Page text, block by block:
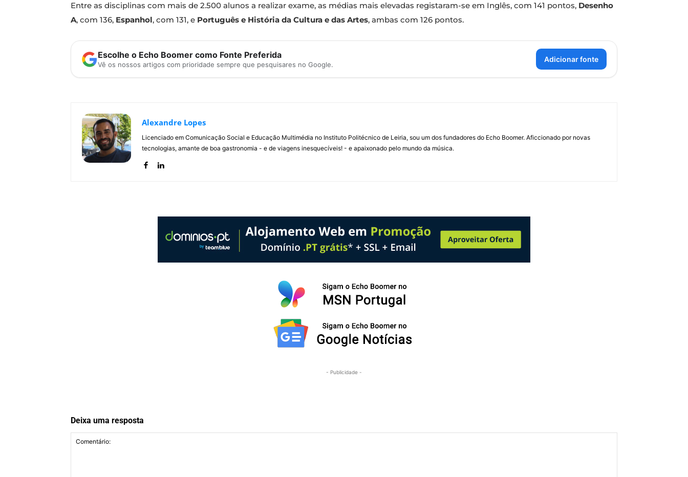
Entre as disciplinas com mais de 2.500 alunos a realizar exame, as médias mais elevadas registaram-se em Inglês, com 141 pontos, Desenho
A, com 136, Espanhol, com 131, e Português e História da Cultura e das Artes, ambas com 126 pontos.
Escolhe o Echo Boomer como Fonte Preferida
Vê os nossos artigos com prioridade sempre que pesquisares no Google.
Adicionar fonte
Alexandre Lopes
Licenciado em Comunicação Social e Educação Multimédia no Instituto Politécnico de Leiria, sou um dos fundadores do Echo Boomer. Aficcionado por novas
tecnologias, amante de boa gastronomia - e de viagens inesquecíveis! - e apaixonado pelo mundo da música.
- Publicidade -
Deixa uma resposta